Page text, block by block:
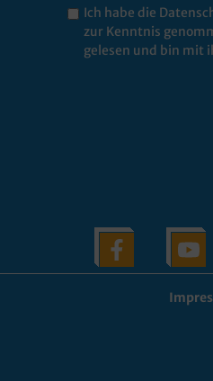
Ich habe die
zur Kenntnis
gelesen und bin mit